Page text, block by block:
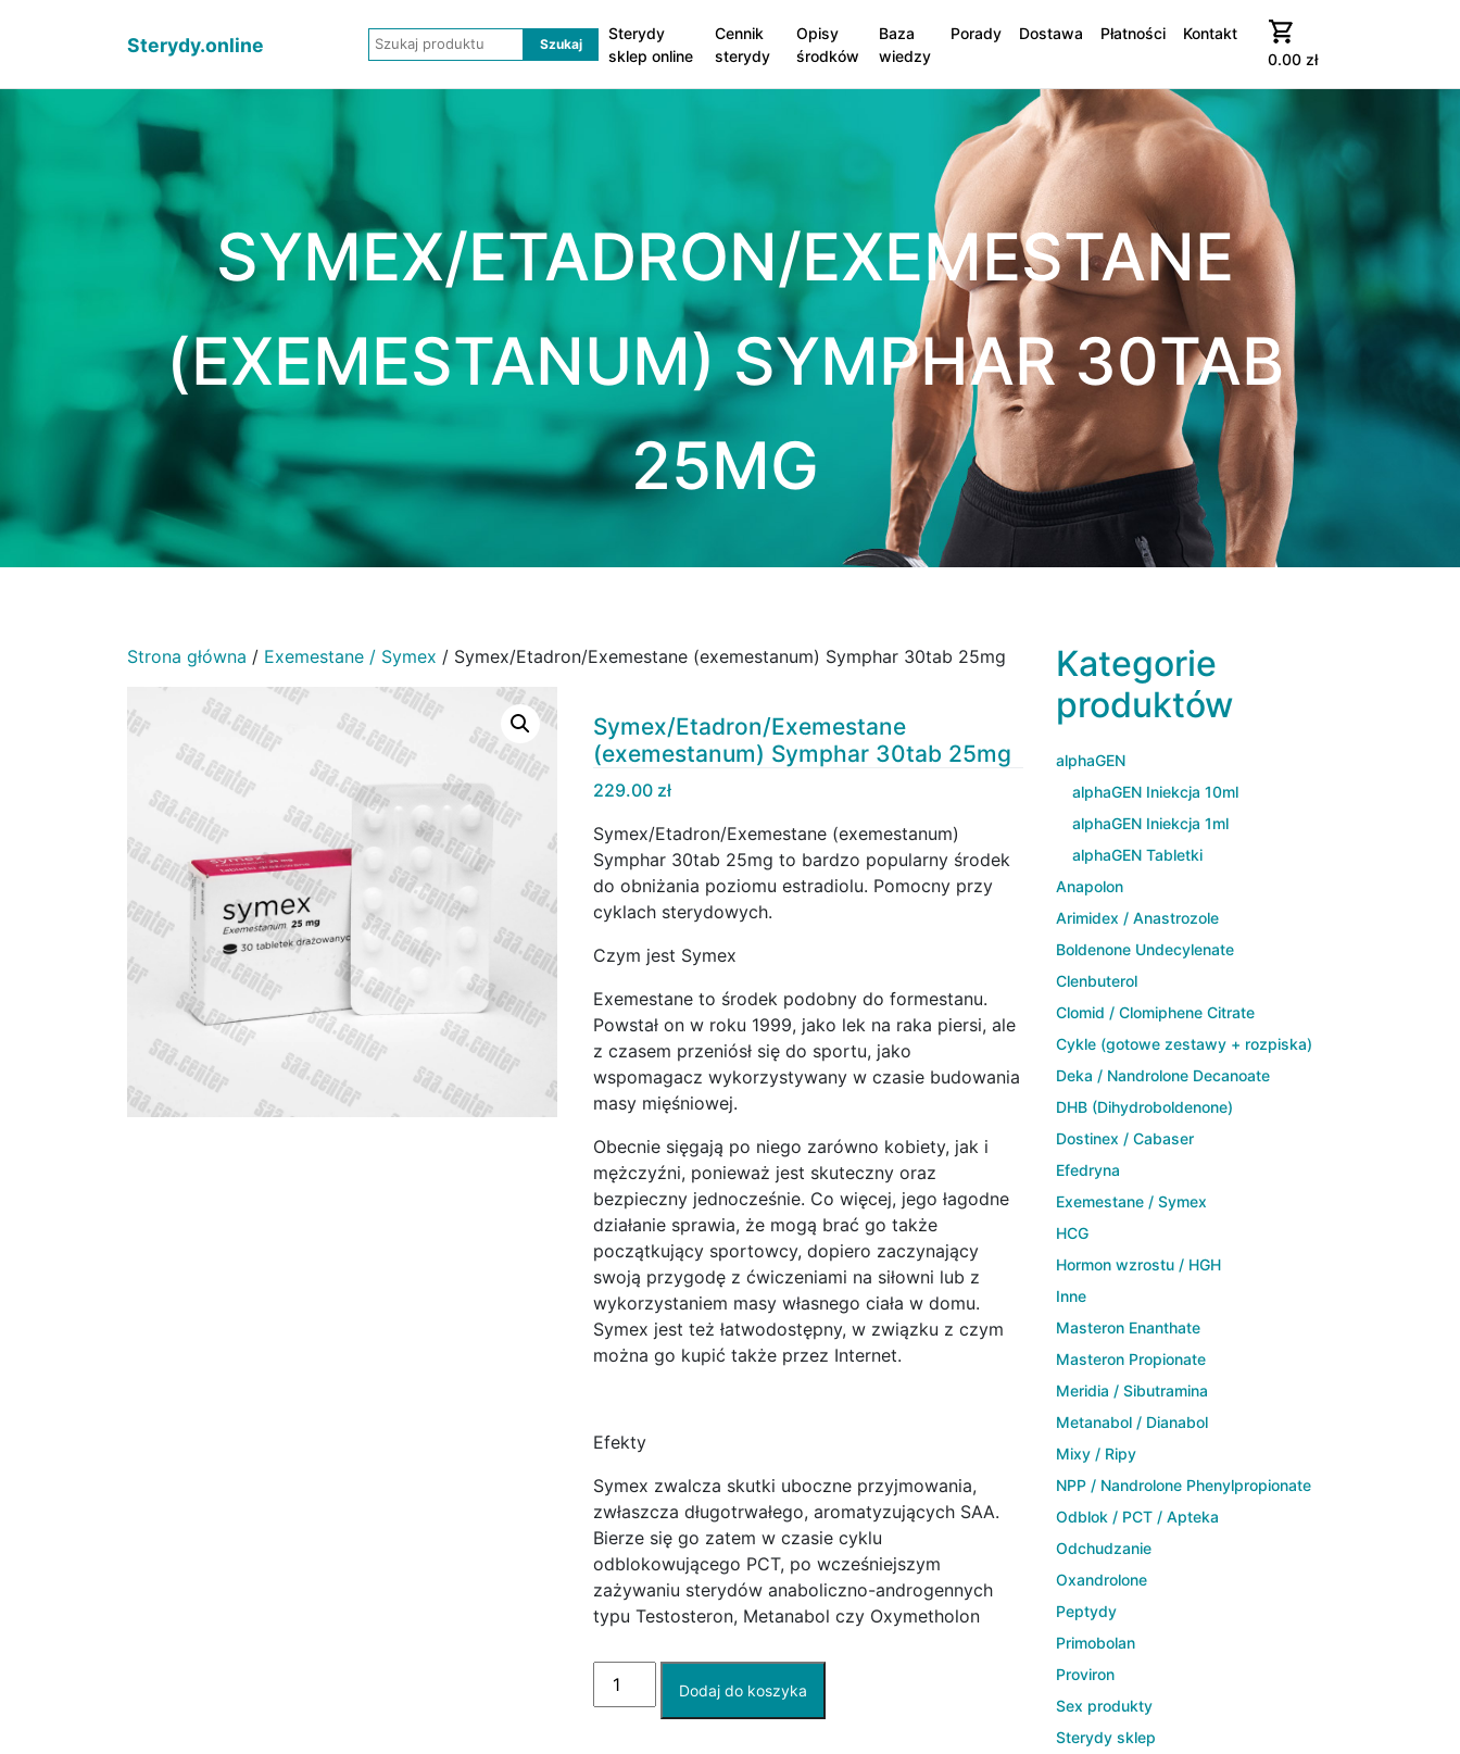
Sterydy.online
Sterydy
sklep online
Cennik
sterydy
Opisy
środków
Baza
wiedzy
Porady Dostawa Płatności
Kontakt
0.00 zł
SYMEX/ETADRON/EXEMESTANE
(EXEMESTANUM) SYMPHAR 30TAB
25MG
Strona główna / Exemestane / Symex / Symex/Etadron/Exemestane (exemestanum) Symphar 30tab 25mg
Symex/Etadron/Exemestane
(exemestanum) Symphar 30tab 25mg
229.00 zł
Symex/Etadron/Exemestane (exemestanum)
Symphar 30tab 25mg to bardzo popularny środek
do obniżania poziomu estradiolu. Pomocny przy
cyklach sterydowych.
Czym jest Symex
Exemestane to środek podobny do formestanu.
Powstał on w roku 1999, jako lek na raka piersi, ale
z czasem przeniósł się do sportu, jako
wspomagacz wykorzystywany w czasie budowania
masy mięśniowej.
Obecnie sięgają po niego zarówno kobiety, jak i
mężczyźni, ponieważ jest skuteczny oraz
bezpieczny jednocześnie. Co więcej, jego łagodne
działanie sprawia, że mogą brać go także
początkujący sportowcy, dopiero zaczynający
swoją przygodę z ćwiczeniami na siłowni lub z
wykorzystaniem masy własnego ciała w domu.
Symex jest też łatwodostępny, w związku z czym
można go kupić także przez Internet.
Efekty
Symex zwalcza skutki uboczne przyjmowania,
zwłaszcza długotrwałego, aromatyzujących SAA.
Bierze się go zatem w czasie cyklu
odblokowującego PCT, po wcześniejszym
zażywaniu sterydów anaboliczno-androgennych
typu Testosteron, Metanabol czy Oxymetholon
ilość
Symex/Etadron/Exemestane
(exemestanum)
Dodaj do koszyka
Kategorie
produktów
alphaGEN
alphaGEN Iniekcja 10ml
alphaGEN Iniekcja 1ml
alphaGEN Tabletki
Anapolon
Arimidex / Anastrozole
Boldenone Undecylenate
Clenbuterol
Clomid / Clomiphene Citrate
Cykle (gotowe zestawy + rozpiska)
Deka / Nandrolone Decanoate
DHB (Dihydroboldenone)
Dostinex / Cabaser
Efedryna
Exemestane / Symex
HCG
Hormon wzrostu / HGH
Inne
Masteron Enanthate
Masteron Propionate
Meridia / Sibutramina
Metanabol / Dianabol
Mixy / Ripy
NPP / Nandrolone Phenylpropionate
Odblok / PCT / Apteka
Odchudzanie
Oxandrolone
Peptydy
Primobolan
Proviron
Sex produkty
Sterydy sklep